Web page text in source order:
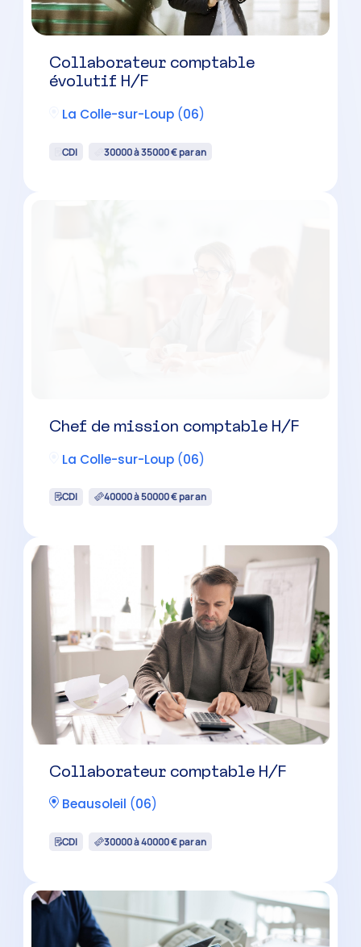
Collaborateur comptable
évolutif H/F
La Colle-sur-Loup (06)
CDI 30000 à 35000 € par an
Chef de mission comptable H/F
La Colle-sur-Loup (06)
CDI 40000 à 50000 € par an
Collaborateur comptable H/F
Beausoleil (06)
CDI 30000 à 40000 € par an